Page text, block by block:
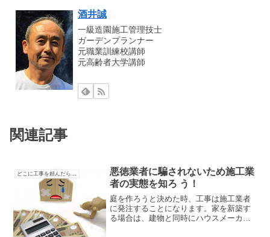
酒井誠
一級造園施工管理技士
ガーデンプランナー
元職業訓練校講師
元高齢者大学講師
関連記事
悪徳業者に騙されないため施工業
者の実態を知ろ う！
庭を作ろうと決めた時、工事は施工業者
に発注することになります。家を新築す
る場合は、建物と同時にハウスメーカー